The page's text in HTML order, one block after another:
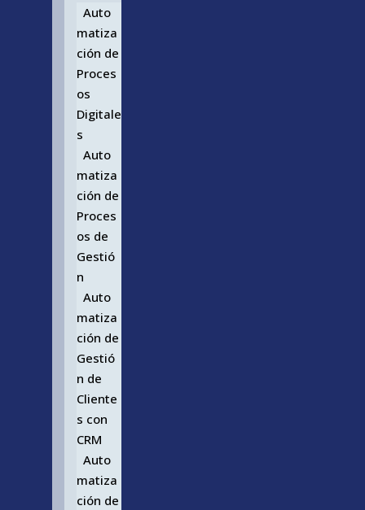
Auto
matiza
ción de
Proces
os
Digitale
s
Auto
matiza
ción de
Proces
os de
Gestió
n
Auto
matiza
ción de
Gestió
n de
Cliente
s con
CRM
Auto
matiza
ción de